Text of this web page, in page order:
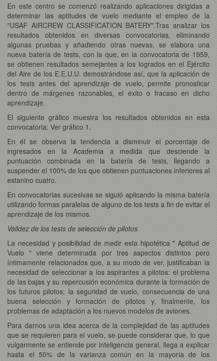
En este centro se comenzó realizando aplicaciones dirigidas a
determinar las aptitudes de vuelo mediante el empleo de la
"USAF AIRCREW CLASSIFICATION BATERY".Tras analizar los
resultados obtenidos en diversas convocatorias, eliminando
algunas pruebas y añadiendo otras nuevas, se elabora una
nueva batería de tests, con la que, en la convocatoria de 1959,
se obtienen resultados semejantes a los logrados en el Ejército
del Aire de los E.E.U.U. demostrándose así, que la aplicación de
los tests antes del aprendizaje de vuelo, permite pronosticar
dentro de márgenes razonables, el éxito o fracaso en dicho
aprendizaje.
El siguiente gráfico muestra los resultados obtenidos en esta
convocatoria: Ver gráfico 1.
En él se observa la tendencia a disminuir el porcentaje de
ingresados en la Academia a medida que desciende la
puntuación combinada en la batería de tests, llegando a
suspender el 100% de los que obtienen puntuaciones inferiores al
estanino cuatro.
En convocatorias sucesivas se siguió aplicando la misma batería
utilizando formas paralelas de alguno de los tests a fin de evitar el
aprendizaje de los mismos.
Validez de los tests de selección de pilotos
La necesidad y posibilidad de medir esta hipotética " Aptitud de
Vuelo " viene determinada por tres aspectos distintos pero
íntimamente relacionados que, a su modo de ver, justificaban la
necesidad de seleccionar a los aspirantes a pilotos: el problema
de las bajas y su repercusión económica durante la formación de
los futuros pilotos; la seguridad de vuelo, consecuencia de una
buena selección y formación de pilotos y, finalmente, los
problemas de adaptación a los nuevos modelos de aviones.
Para darnos una idea acerca de la complejidad de las aptitudes
que se requieren para el vuelo, se puede considerar que, lo que
vulgarmente se entiende por inteligencia general, llega a explicar
hasta el 50% de la varianza común en la mayoría de los